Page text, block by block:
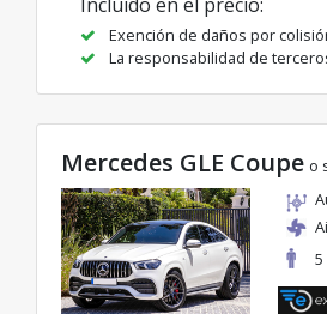
Exención de daños por
La responsabilidad de
Mercedes GLE Coupe o
5